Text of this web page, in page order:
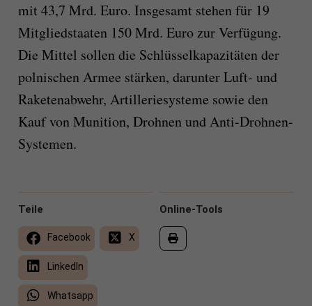
mit 43,7 Mrd. Euro. Insgesamt stehen für 19
Mitgliedstaaten 150 Mrd. Euro zur Verfügung.
Die Mittel sollen die Schlüsselkapazitäten der
polnischen Armee stärken, darunter Luft- und
Raketenabwehr, Artilleriesysteme sowie den
Kauf von Munition, Drohnen und Anti-Drohnen-
Systemen.
Online-Tools
Teile
Facebook X
LinkedIn
Whatsapp